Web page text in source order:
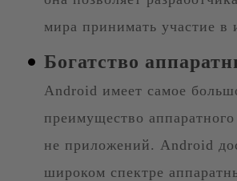
мира принимать участие в
Богатство
Android имеет самое
преимущество
не приложений. Android
широком спектре